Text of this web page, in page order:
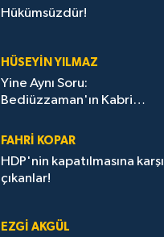
Hükümsüzdür!
HÜSEYIN YILMAZ
Yine Aynı Soru:
Bediüzzaman'ın Kabri
FAHRI KOPAR
HDP'nin kapatılmasına karşı
çıkanlar!
EZGI AKGÜL